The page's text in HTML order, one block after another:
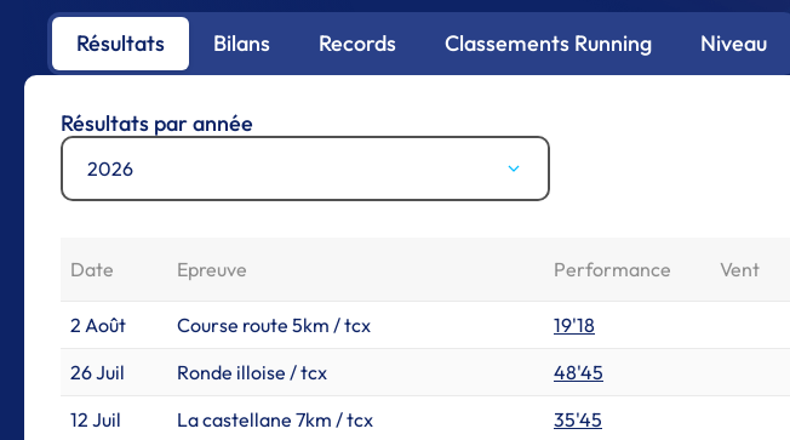
Résultats Bilans Records Classements Running Niveau
Résultats par année
2026
Date Epreuve Performance Vent
2 Août Course route 5km / tcx 19'18
26 Juil
Ronde illoise / tcx 48'45
12 Juil
La castellane 7km / tcx 35'45